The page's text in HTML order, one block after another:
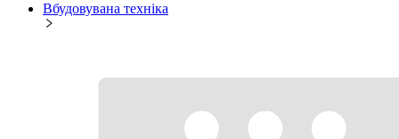
Вбудовувана техніка